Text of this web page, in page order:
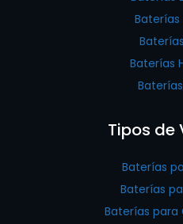
Baterías
Baterías
Tipos de
Baterías
Baterías
Baterías